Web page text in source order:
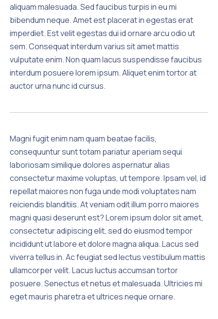
aliquam malesuada. Sed faucibus turpis in eu mi
bibendum neque. Amet est placerat in egestas erat
imperdiet. Est velit egestas dui id ornare arcu odio ut
sem. Consequat interdum varius sit amet mattis
vulputate enim. Non quam lacus suspendisse faucibus
interdum posuere lorem ipsum. Aliquet enim tortor at
auctor urna nunc id cursus.
Magni fugit enim nam quam beatae facilis,
consequuntur sunt totam pariatur aperiam sequi
laboriosam similique dolores aspernatur alias
consectetur maxime voluptas, ut tempore. Ipsam vel, id
repellat maiores non fuga unde modi voluptates nam
reiciendis blanditiis. At veniam odit illum porro maiores
magni quasi deserunt est? Lorem ipsum dolor sit amet,
consectetur adipiscing elit, sed do eiusmod tempor
incididunt ut labore et dolore magna aliqua. Lacus sed
viverra tellus in. Ac feugiat sed lectus vestibulum mattis
ullamcorper velit. Lacus luctus accumsan tortor
posuere. Senectus et netus et malesuada. Ultricies mi
eget mauris pharetra et ultrices neque ornare.
Προηγούμενο